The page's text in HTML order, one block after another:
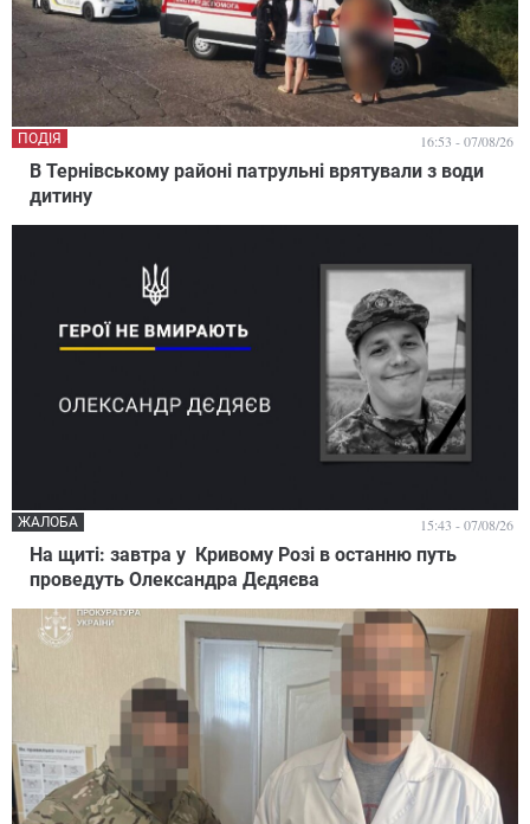
В Тернівському районі патрульні врятували з води
дитину
ПОДІЯ 16:53 - 07/08/26
На щиті: завтра у Кривому Розі в останню путь
проведуть Олександра Дєдяєва
ЖАЛОБА 15:43 - 07/08/26